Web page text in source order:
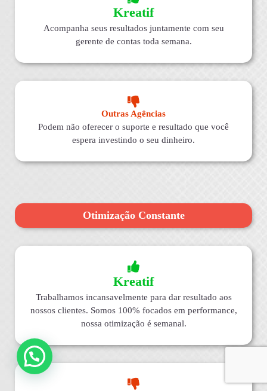
Kreatif
Acompanha seus resultados juntamente com seu
gerente de contas toda semana.
Outras Agências
Podem não oferecer o suporte e resultado que você
espera investindo o seu dinheiro.
Otimização Constante
Kreatif
Trabalhamos incansavelmente para dar resultado aos
nossos clientes. Somos 100% focados em performance,
nossa otimização é semanal.